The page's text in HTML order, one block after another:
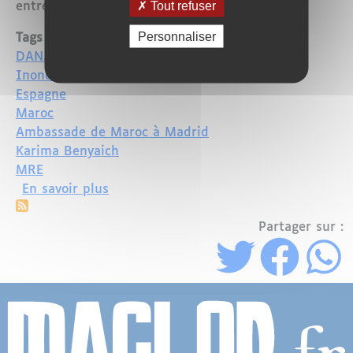
entre les deux nations.
Tags
DANA
Inondations
Espagne
Maroc
Ambassade de Maroc à Madrid
Karima Benyaich
MRE
En savoir plus
Partager sur :
Tout refuser
Personnaliser